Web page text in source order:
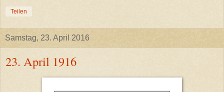
Teilen
Samstag, 23. April 2016
23. April 1916